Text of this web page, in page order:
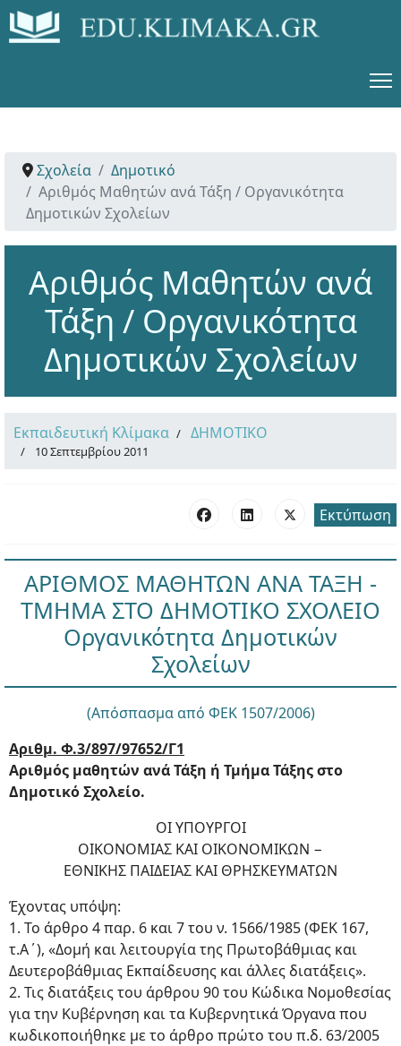
Σχολεία
Δημοτικό
Αριθμός Μαθητών ανά Τάξη / Οργανικότητα
Δημοτικών Σχολείων
Αριθμός Μαθητών ανά
Τάξη / Οργανικότητα
Δημοτικών Σχολείων
Εκπαιδευτική Κλίμακα ΔΗΜΟΤΙΚΟ
10 Σεπτεμβρίου 2011
Εκτύπωση
ΑΡΙΘΜΟΣ ΜΑΘΗΤΩΝ ΑΝΑ ΤΑΞΗ -
ΤΜΗΜΑ ΣΤΟ ΔΗΜΟΤΙΚΟ ΣΧΟΛΕΙΟ
Οργανικότητα Δημοτικών
Σχολείων
(Απόσπασμα από ΦΕΚ 1507/2006)
Αριθμ. Φ.3/897/97652/Γ1
Αριθμός μαθητών ανά Τάξη ή Τμήμα Τάξης στο
Δημοτικό Σχολείο.
ΟΙ ΥΠΟΥΡΓΟΙ
ΟΙΚΟΝΟΜΙΑΣ ΚΑΙ ΟΙΚΟΝΟΜΙΚΩΝ −
ΕΘΝΙΚΗΣ ΠΑΙΔΕΙΑΣ ΚΑΙ ΘΡΗΣΚΕΥΜΑΤΩΝ
Έχοντας υπόψη:
1. Το άρθρο 4 παρ. 6 και 7 του ν. 1566/1985 (ΦΕΚ 167,
τ.Α΄), «Δομή και λειτουργία της Πρωτοβάθμιας και
Δευτεροβάθμιας Εκπαίδευσης και άλλες διατάξεις».
2. Τις διατάξεις του άρθρου 90 του Κώδικα Νομοθεσίας
για την Κυβέρνηση και τα Κυβερνητικά Όργανα που
κωδικοποιήθηκε με το άρθρο πρώτο του π.δ. 63/2005